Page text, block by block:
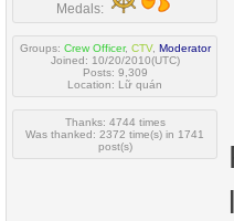
Medals:
Groups: Crew Officer, CTV, Moderator
Joined: 10/20/2010(UTC)
Posts: 9,309
Location: Lữ quán
Thanks: 4744 times
Was thanked: 2372 time(s) in 1741
post(s)